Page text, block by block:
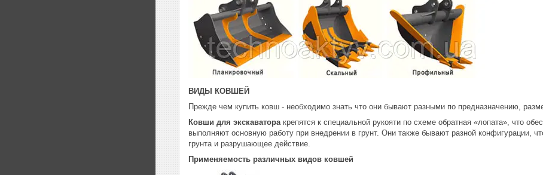
ВИДЫ КОВШЕЙ
Прежде чем купить ковш - необходимо знать что они бывают разными по предназначению,
Ковши для экскаваторакрепятся к специальной рукояти по схеме обратная «лопата», что
выполняют основную работу при внедрении в грунт. Они также бывают разной конфигурации,
грунта и разрушающее действие.
Применяемость различных видов ковшей